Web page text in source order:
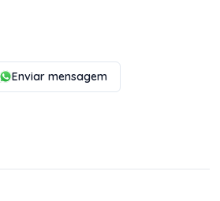
Enviar mensagem